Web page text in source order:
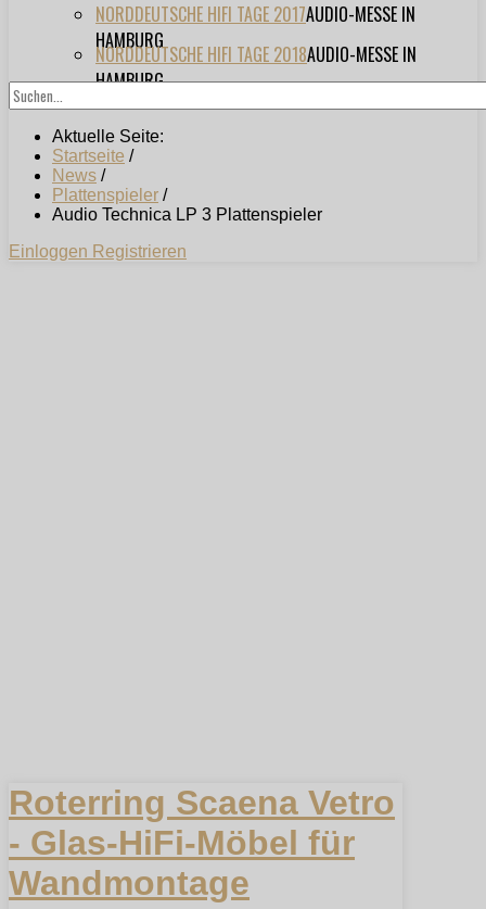
NORDDEUTSCHE HIFI TAGE 2017AUDIO-MESSE IN
HAMBURG
NORDDEUTSCHE HIFI TAGE 2018AUDIO-MESSE IN
HAMBURG
Aktuelle Seite:
Startseite /
News /
Plattenspieler /
Audio Technica LP 3 Plattenspieler
Einloggen Registrieren
Roterring Scaena Vetro
- Glas-HiFi-Möbel für
Wandmontage